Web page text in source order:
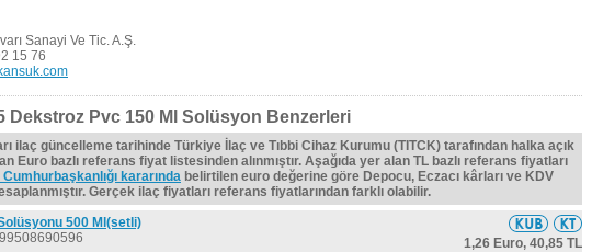
Sanayi Ve Tic. A.Ş.
15 76
Dekstroz Pvc 150 Ml Solüsyon Benzerleri
ilaç güncelleme tarihinde Türkiye İlaç ve Tıbbi Cihaz Kurumu (TITCK) tarafından halka açık
Euro bazlı referans fiyat listesinden alınmıştır. Aşağıda yer alan TL bazlı referans fiyatları
Cumhurbaşkanlığı kararında belirtilen euro değerine göre Depocu, Eczacı kârları ve KDV
Gerçek ilaç fiyatları referans fiyatlarından farklı olabilir.
500 Ml(setli)
1,26 Euro, 40,85 TL